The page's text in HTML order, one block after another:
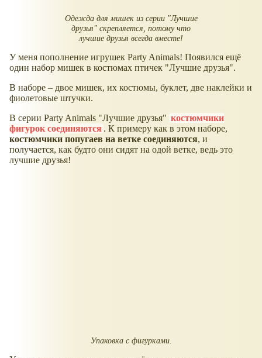
Одежда для мишек из серии "Лучшие
друзья" скрепляется, потому что
лучшие друзья всегда вместе!
У меня пополнение игрушек Party Animals! Появился ещё
один набор мишек в костюмах птичек "Лучшие друзья".
В наборе – двое мишек, их костюмы, буклет, две наклейки и
фиолетовые штучки.
В серии Party Animals "Лучшие друзья" костюмчики
фигурок соединяются . К примеру как в этом наборе,
костюмчики попугаев на ветке соединяются, и
получается, как будто они сидят на одой ветке, ведь это
лучшие друзья!
Упаковка с фигурками.